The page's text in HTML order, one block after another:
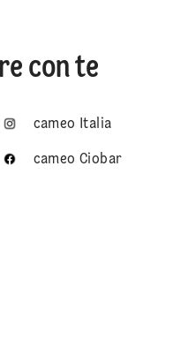
con te
cameo Italia
cameo Ciobar